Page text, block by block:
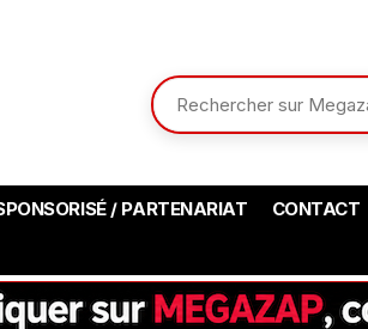
/ PARTENARIAT CONTACT